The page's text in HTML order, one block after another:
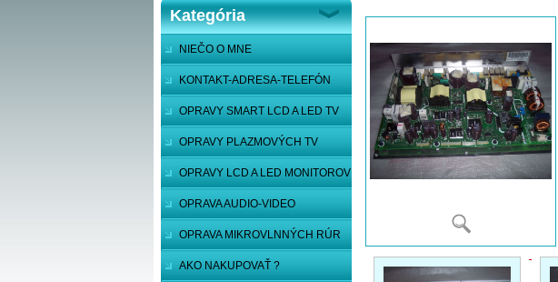
Kategória
NIEČO O MNE
KONTAKT-ADRESA-TELEFÓN
OPRAVY SMART LCD A LED TV
OPRAVY PLAZMOVÝCH TV
OPRAVY LCD A LED MONITOROV
OPRAVA AUDIO-VIDEO
SYSTÉMOV
OPRAVA MIKROVLNNÝCH RÚR
AKO NAKUPOVAŤ ?